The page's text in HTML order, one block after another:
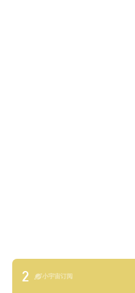
2 小宇宙订阅